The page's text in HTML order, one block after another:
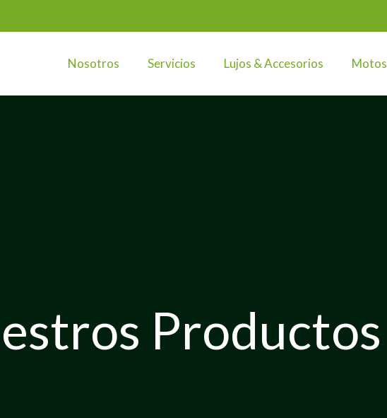
Nosotros Servicios Lujos & Accesorios Motos
Productos